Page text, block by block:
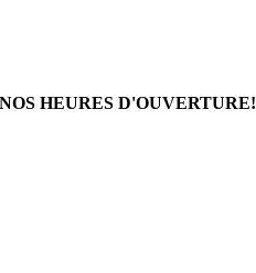
HEURES D'OUVERTURE!